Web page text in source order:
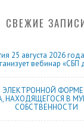
СВЕЖИЕ
25 августа 2026
вебинар «СБП
ЭЛЕКТРОННОЙ
НАХОДЯЩЕГОСЯ В
СОБСТВЕННОСТИ